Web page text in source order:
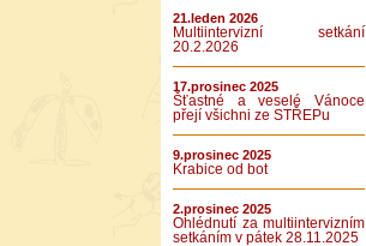
21.leden 2026
Multiintervizní setkání
20.2.2026
17.prosinec 2025
Šťastné a veselé Vánoce
přejí všichni ze STŘEPu
9.prosinec 2025
Krabice od bot
2.prosinec 2025
Ohlédnutí za multiintervizním
setkáním v pátek 28.11.2025